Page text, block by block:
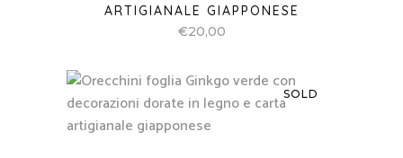
ARTIGIANALE GIAPPONESE
€20,00
SOLD